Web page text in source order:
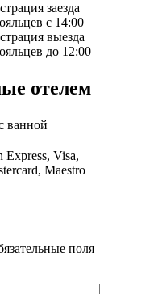
заезда
с 14:00
выезда
до 12:00
отелем
ванной
Express, Visa,
Maestro
поля